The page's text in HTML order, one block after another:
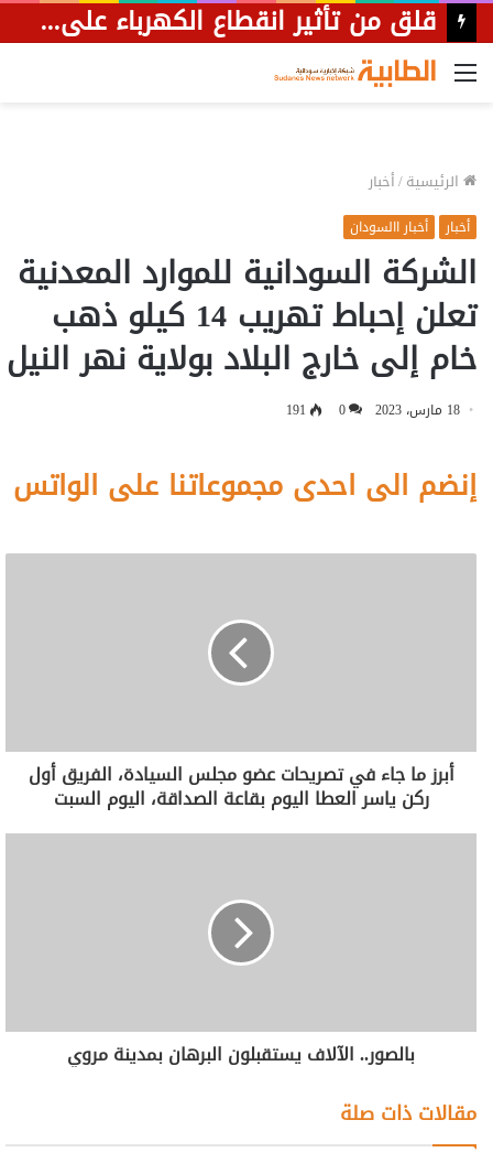
قلق من تأثير انقطاع الكهرباء على مرضى الكلى بمستشفى البان جديد
القائمة
الرئيسية/أخبار
أخبار أخبار االسودان
الشركة السودانية للموارد المعدنية
تعلن إحباط تهريب 14 كيلو ذهب
خام إلى خارج البلاد بولاية نهر النيل
18 مارس، 2023 0
191
إنضم الى احدى مجموعاتنا على الواتس
أبرز ما جاء في تصريحات عضو مجلس السيادة، الفريق أول
ركن ياسر العطا اليوم بقاعة الصداقة، اليوم السبت
بالصور.. الآلاف يستقبلون البرهان بمدينة مروي
مقالات ذات صلة